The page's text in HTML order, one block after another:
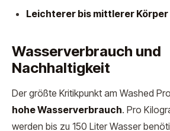
Leichterer bis mittlerer Körper
Wasserverbrauch und
Nachhaltigkeit
Der größte Kritikpunkt am Washed
hohe Wasserverbrauch. Pro
werden bis zu 150 Liter Wasser